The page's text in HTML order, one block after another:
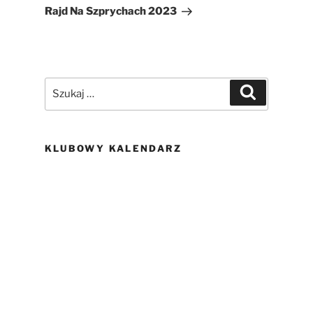
wpis
Rajd Na Szprychach 2023
KLUBOWY KALENDARZ